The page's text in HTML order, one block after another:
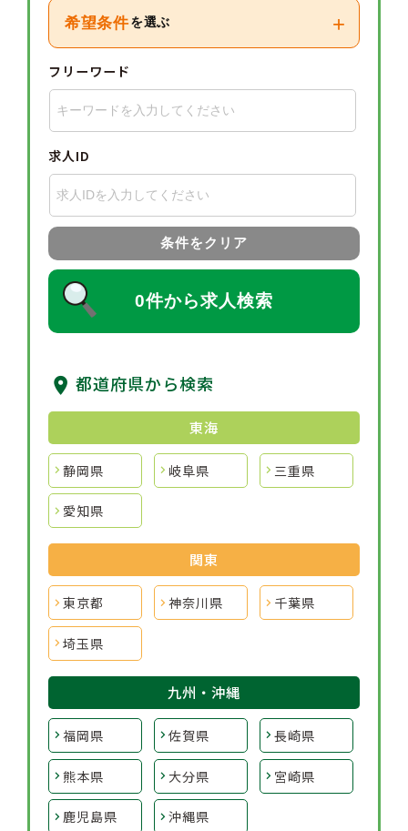
希望条件 を選ぶ +
フリーワード
求人ID
条件をクリア
0件から求人検索
都道府県から検索
東海
静岡県 岐阜県 三重県
愛知県
関東
東京都 神奈川県 千葉県
埼玉県
九州・沖縄
福岡県 佐賀県 長崎県
熊本県 大分県 宮崎県
鹿児島県 沖縄県